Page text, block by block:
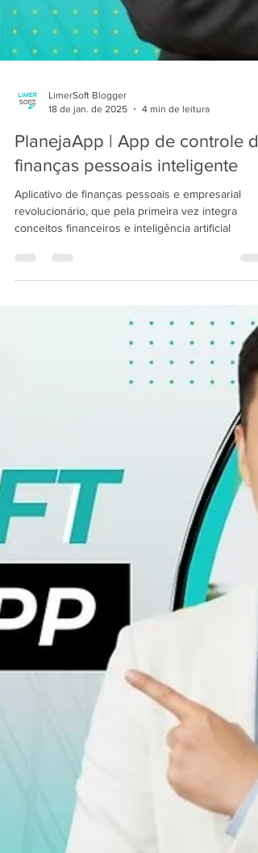
LimerSoft Blogger
PlanejaApp | App de controle
finanças pessoais inteligente
Aplicativo de finanças pessoais e empresarial
revolucionário, que pela primeira vez integra